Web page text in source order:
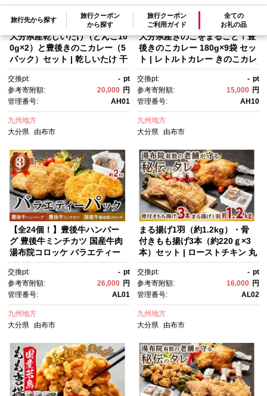
旅行先から探す
旅行クーポン
から探す
旅行クーポン
ご利用ガイド
全ての
お礼の品
大分県産乾しいたけ（どんこ10
0g×2）と豊後きのこカレー（5
パック）セット | 乾しいたけ 干
いたけ 大分県産 椎茸 干し椎
茸 カレー レトルトカレー セッ
ト 詰め合わせ きのこ食品 料理
用 うま味 和食 食材 ギフト お
取り寄せ 人気 おすすめ 大分
県 由布市
交換pt: - pt
参考寄附額:
20,000 円
管理番号:
AH01
九州地方
大分県
由布市
大分県産きのこをまるごと！豊
後きのこカレー 180g×9袋 セッ
ト | レトルトカレー きのこカレ
県産 きのこ料理 どんこ椎茸 干
し椎茸 カレーセット レトルト
食品 180g 9袋 セット 非常
食 保存食 家庭用 簡単調理 お取
り寄せ グルメ 人気 おすすめ 大
分県 由布市
交換pt: - pt
参考寄附額:
15,000 円
管理番号:
AH10
九州地方
大分県
由布市
【全24個！】豊後牛ハンバー
グ 豊後牛ミンチカツ 国産牛肉
湯布院コロッケ バラエティー
ツ コロッケ セット 惣菜セッ
ト 冷凍食品 詰め合わせ 豊後
牛 和牛惣菜 国産牛肉 おかず 揚
げ物 お弁当 大容量 24個 バラ
エティパック 簡単調理 家庭
用 お取り寄せ グルメ 人気 おす
すめ 大分県 由布市
交換pt: - pt
参考寄附額:
26,000 円
管理番号:
AL01
九州地方
大分県
由布市
まる揚げ1羽（約1.2kg）・骨
付きもも揚げ3本（約220ｇ×3
本）セット | ローストチキン 丸
産鶏肉 調理済み 惣菜 食べ応
え パーティー用 クリスマス料
理 お祝い料理 大容量 家庭用 お
取り寄せ グルメ 人気 おすす
め 大分県 由布市
交換pt: - pt
参考寄附額:
16,000 円
管理番号:
AL02
九州地方
大分県
由布市